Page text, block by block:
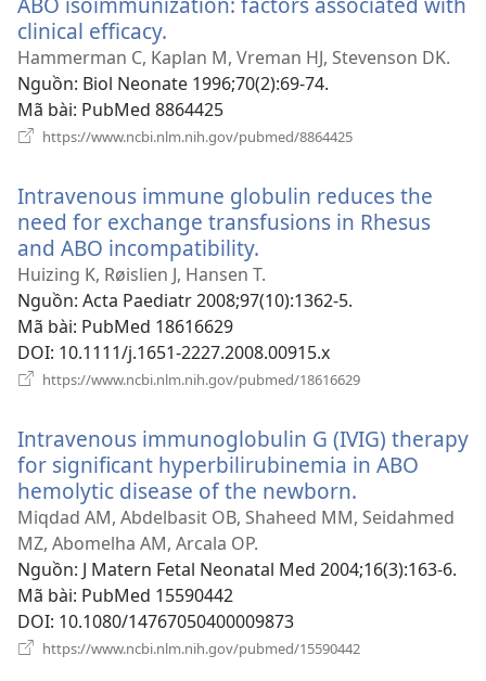
clinical efficacy.
cửa
sổ
mới)
Hammerman C, Kaplan M, Vreman HJ, Stevenson DK.
Nguồn‎: Biol Neonate 1996;70(2):69-74.
Mã bài‎: PubMed 8864425
https://www.ncbi.nlm.nih.gov/pubmed/8864425
mới)
Intravenous immune globulin reduces the
need for exchange transfusions in Rhesus
and ABO incompatibility.
cửa
sổ
Huizing K, Røislien J, Hansen T.
Nguồn‎: Acta Paediatr 2008;97(10):1362-5.
Mã bài‎: PubMed 18616629
DOI‎: 10.1111/j.1651-2227.2008.00915.x
https://www.ncbi.nlm.nih.gov/pubmed/18616629
mới)
Intravenous immunoglobulin G (IVIG) therapy
for significant hyperbilirubinemia in ABO
hemolytic disease of the newborn.
cửa
mới)
Miqdad AM, Abdelbasit OB, Shaheed MM, Seidahmed
MZ, Abomelha AM, Arcala OP.
Nguồn‎: J Matern Fetal Neonatal Med 2004;16(3):163-6.
Mã bài‎: PubMed 15590442
DOI‎: 10.1080/14767050400009873
https://www.ncbi.nlm.nih.gov/pubmed/15590442